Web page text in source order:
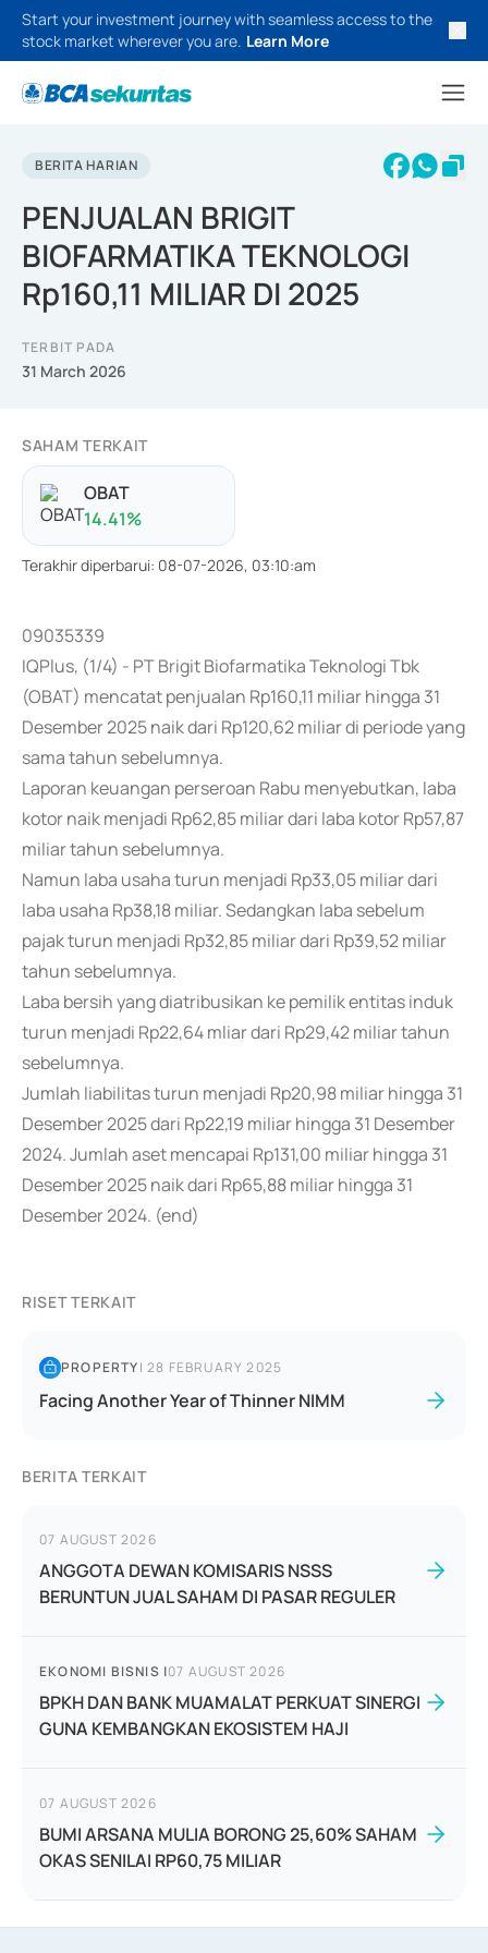
Start your investment journey with seamless access to the
stock market wherever you are. Learn More
BERITA HARIAN
PENJUALAN BRIGIT
BIOFARMATIKA TEKNOLOGI
Rp160,11 MILIAR DI 2025
TERBIT PADA
31 March 2026
SAHAM TERKAIT
OBAT
14.41%
Terakhir diperbarui: 08-07-2026, 03:10:am
09035339
IQPlus, (1/4) - PT Brigit Biofarmatika Teknologi Tbk
(OBAT) mencatat penjualan Rp160,11 miliar hingga 31
Desember 2025 naik dari Rp120,62 miliar di periode yang
sama tahun sebelumnya.
Laporan keuangan perseroan Rabu menyebutkan, laba
kotor naik menjadi Rp62,85 miliar dari laba kotor Rp57,87
miliar tahun sebelumnya.
Namun laba usaha turun menjadi Rp33,05 miliar dari
laba usaha Rp38,18 miliar. Sedangkan laba sebelum
pajak turun menjadi Rp32,85 miliar dari Rp39,52 miliar
tahun sebelumnya.
Laba bersih yang diatribusikan ke pemilik entitas induk
turun menjadi Rp22,64 mliar dari Rp29,42 miliar tahun
sebelumnya.
Jumlah liabilitas turun menjadi Rp20,98 miliar hingga 31
Desember 2025 dari Rp22,19 miliar hingga 31 Desember
2024. Jumlah aset mencapai Rp131,00 miliar hingga 31
Desember 2025 naik dari Rp65,88 miliar hingga 31
Desember 2024. (end)
RISET TERKAIT
PROPERTY|28 FEBRUARY 2025
Facing Another Year of Thinner NIMM
BERITA TERKAIT
07 AUGUST 2026
ANGGOTA DEWAN KOMISARIS NSSS
BERUNTUN JUAL SAHAM DI PASAR REGULER
EKONOMI BISNIS |07 AUGUST 2026
BPKH DAN BANK MUAMALAT PERKUAT SINERGI
GUNA KEMBANGKAN EKOSISTEM HAJI
07 AUGUST 2026
BUMI ARSANA MULIA BORONG 25,60% SAHAM
OKAS SENILAI RP60,75 MILIAR